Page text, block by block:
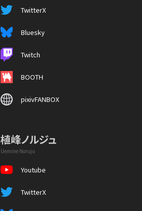
TwitterX
Bluesky
Twitch
BOOTH
pixivFANBOX
植峰ノルジュ
Uemine Noruju
Youtube
TwitterX